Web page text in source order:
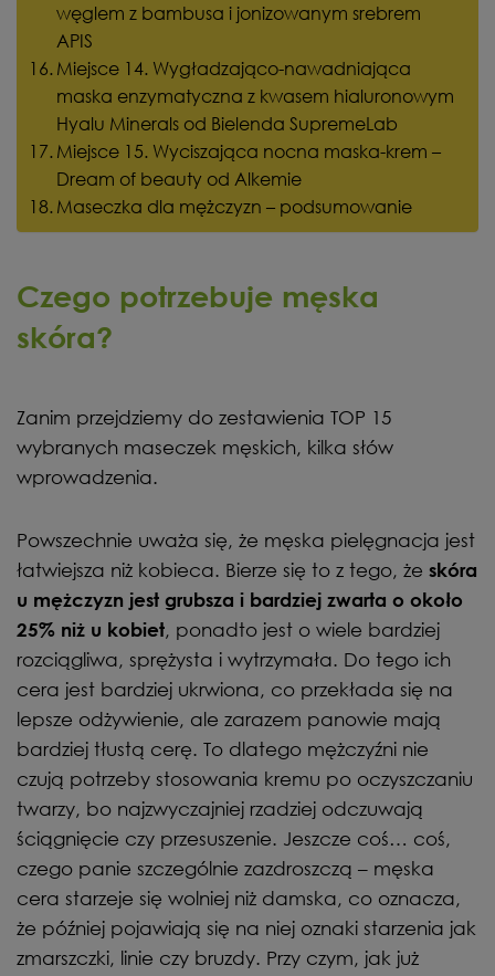
węglem z bambusa i jonizowanym srebrem
APIS
Miejsce 14. Wygładzająco-nawadniająca
maska enzymatyczna z kwasem hialuronowym
Hyalu Minerals od Bielenda SupremeLab
Miejsce 15. Wyciszająca nocna maska-krem –
Dream of beauty od Alkemie
Maseczka dla mężczyzn – podsumowanie
Czego potrzebuje męska
skóra?
Zanim przejdziemy do zestawienia TOP 15
wybranych maseczek męskich, kilka słów
wprowadzenia.
Powszechnie uważa się, że męska pielęgnacja jest
łatwiejsza niż kobieca. Bierze się to z tego, że skóra
u mężczyzn jest grubsza i bardziej zwarta o około
25% niż u kobiet, ponadto jest o wiele bardziej
rozciągliwa, sprężysta i wytrzymała. Do tego ich
cera jest bardziej ukrwiona, co przekłada się na
lepsze odżywienie, ale zarazem panowie mają
bardziej tłustą cerę. To dlatego mężczyźni nie
czują potrzeby stosowania kremu po oczyszczaniu
twarzy, bo najzwyczajniej rzadziej odczuwają
ściągnięcie czy przesuszenie. Jeszcze coś… coś,
czego panie szczególnie zazdroszczą – męska
cera starzeje się wolniej niż damska, co oznacza,
że później pojawiają się na niej oznaki starzenia jak
zmarszczki, linie czy bruzdy. Przy czym, jak już